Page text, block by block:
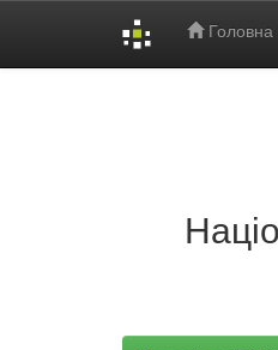
Головна